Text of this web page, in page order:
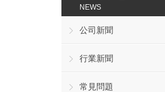
NEWS
公司新聞
行業新聞
常見問題